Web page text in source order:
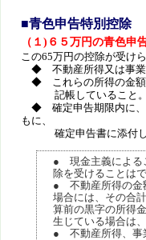
■青色申告特別控除
（１)６５万円の青色申
この65万円の控除が受け
◆ 不動産所得又は事業
◆ これらの所得の金額
記帳していること。
◆ 確定申告期限内に、
もに、
確定申告書に添付し、
● 現金主義による
除を受けることは
● 不動産所得の金
場合には、その合
算前の黒字の所得
生じている場合は
● 不動産所得、事